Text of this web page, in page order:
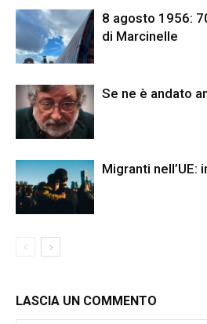
8 agosto 1956:
di Marcinelle
Se ne è andato
Migranti nell’UE:
LASCIA UN COMMENTO